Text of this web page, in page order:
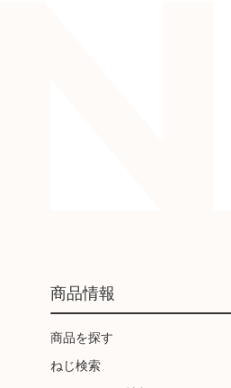
商品情報
商品を探す
ねじ検索